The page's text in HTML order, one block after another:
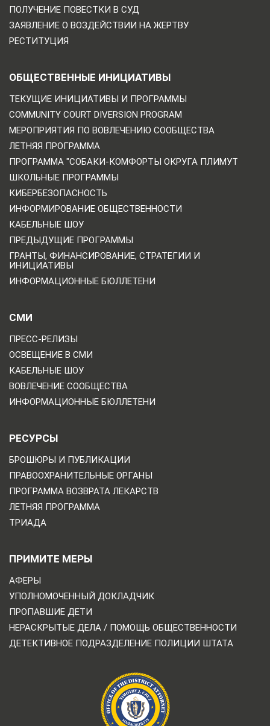
ПОЛУЧЕНИЕ ПОВЕСТКИ В СУД
ЗАЯВЛЕНИЕ О ВОЗДЕЙСТВИИ НА ЖЕРТВУ
РЕСТИТУЦИЯ
ОБЩЕСТВЕННЫЕ ИНИЦИАТИВЫ
ТЕКУЩИЕ ИНИЦИАТИВЫ И ПРОГРАММЫ
COMMUNITY COURT DIVERSION PROGRAM
МЕРОПРИЯТИЯ ПО ВОВЛЕЧЕНИЮ СООБЩЕСТВА
ЛЕТНЯЯ ПРОГРАММА
ПРОГРАММА "СОБАКИ-КОМФОРТЫ ОКРУГА ПЛИМУТ
ШКОЛЬНЫЕ ПРОГРАММЫ
КИБЕРБЕЗОПАСНОСТЬ
ИНФОРМИРОВАНИЕ ОБЩЕСТВЕННОСТИ
КАБЕЛЬНЫЕ ШОУ
ПРЕДЫДУЩИЕ ПРОГРАММЫ
ГРАНТЫ, ФИНАНСИРОВАНИЕ, СТРАТЕГИИ И
ИНИЦИАТИВЫ
ИНФОРМАЦИОННЫЕ БЮЛЛЕТЕНИ
СМИ
ПРЕСС-РЕЛИЗЫ
ОСВЕЩЕНИЕ В СМИ
КАБЕЛЬНЫЕ ШОУ
ВОВЛЕЧЕНИЕ СООБЩЕСТВА
ИНФОРМАЦИОННЫЕ БЮЛЛЕТЕНИ
РЕСУРСЫ
БРОШЮРЫ И ПУБЛИКАЦИИ
ПРАВООХРАНИТЕЛЬНЫЕ ОРГАНЫ
ПРОГРАММА ВОЗВРАТА ЛЕКАРСТВ
ЛЕТНЯЯ ПРОГРАММА
ТРИАДА
ПРИМИТЕ МЕРЫ
АФЕРЫ
УПОЛНОМОЧЕННЫЙ ДОКЛАДЧИК
ПРОПАВШИЕ ДЕТИ
НЕРАСКРЫТЫЕ ДЕЛА / ПОМОЩЬ ОБЩЕСТВЕННОСТИ
ДЕТЕКТИВНОЕ ПОДРАЗДЕЛЕНИЕ ПОЛИЦИИ ШТАТА